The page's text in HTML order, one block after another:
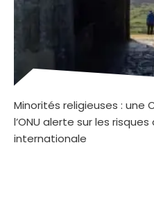
Minorités religieuses : une
l’ONU alerte sur les
internationale